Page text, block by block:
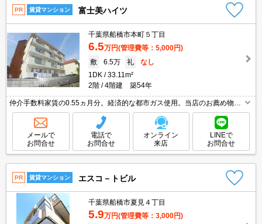
PR 賃貸マンション 富士美ハイツ
千葉県船橋市本町５丁目
6.5万円(管理費等：5,000円)
敷
6.5万 礼
なし
1DK
33.11m²
2階
4階建 築54年
仲介手数料家賃の0.55ヵ月分。経済的な都市ガス使用。当店のお薦め物
件。全室南向き。日当たり良好。エアコン付き。2口ガスコンロ付。洗面
化粧台付き。浴室に窓あり。退去時の室内清掃費、畳表替え実費。
メールで
お問合せ
電話で
お問合せ
オンライン
来店
LINEで
お問合せ
PR 賃貸マンション エスコ－トビル
千葉県船橋市夏見４丁目
5.9万円(管理費等：3,000円)